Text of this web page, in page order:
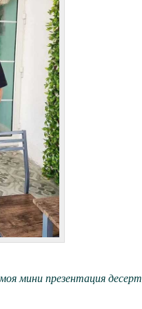
мини презентация